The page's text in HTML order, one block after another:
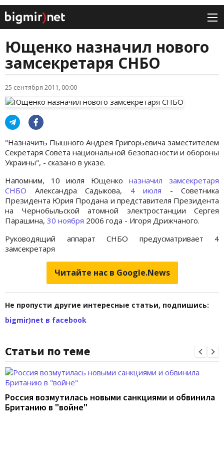
Ющенко назначил нового
замсекретаря СНБО
25 сентября 2011, 00:00
"Назначить Пышного Андрея Григорьевича заместителем
Секретаря Совета национальной безопасности и обороны
Украины", - сказано в указе.
Напомним, 10 июля Ющенконазначил замсекретаря
СНБО Александра Садыкова, 4 июля - Советника
Президента Юрия Продана и представителя Президента
на Чернобыльской атомной электростанции Сергея
Парашина, 30 ноября 2006 года - Игоря Дрижчаного.
Руководящий аппарат СНБО предусматривает 4
замсекретаря
Читайте нас в Google.News
Не пропусти другие интересные статьи, подпишись:
bigmir)net в facebook
Статьи по теме
Россия возмутилась новыми санкциями и обвинила
Британию в "войне"